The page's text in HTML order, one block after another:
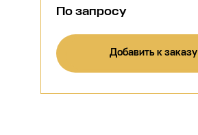
По запросу
Добавить к заказу